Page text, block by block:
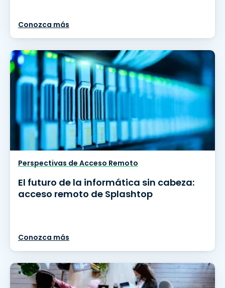
Conozca más
Perspectivas de Acceso Remoto
El futuro de la informática sin cabeza:
acceso remoto de Splashtop
Conozca más